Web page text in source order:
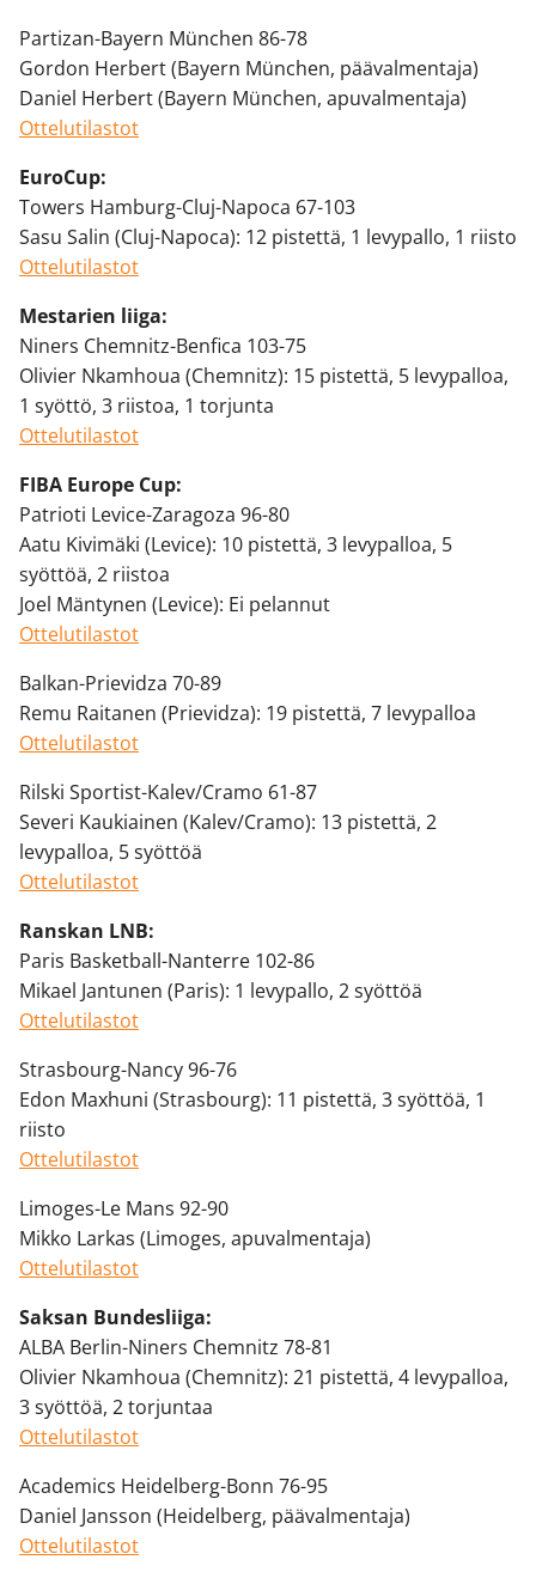
Partizan-Bayern München 86-78
Gordon Herbert (Bayern München, päävalmentaja)
Daniel Herbert (Bayern München, apuvalmentaja)
Ottelutilastot
EuroCup:
Towers Hamburg-Cluj-Napoca 67-103
Sasu Salin (Cluj-Napoca): 12 pistettä, 1 levypallo, 1 riisto
Ottelutilastot
Mestarien liiga:
Niners Chemnitz-Benfica 103-75
Olivier Nkamhoua (Chemnitz): 15 pistettä, 5 levypalloa,
1 syöttö, 3 riistoa, 1 torjunta
Ottelutilastot
FIBA Europe Cup:
Patrioti Levice-Zaragoza 96-80
Aatu Kivimäki (Levice): 10 pistettä, 3 levypalloa, 5
syöttöä, 2 riistoa
Joel Mäntynen (Levice): Ei pelannut
Ottelutilastot
Balkan-Prievidza 70-89
Remu Raitanen (Prievidza): 19 pistettä, 7 levypalloa
Ottelutilastot
Rilski Sportist-Kalev/Cramo 61-87
Severi Kaukiainen (Kalev/Cramo): 13 pistettä, 2
levypalloa, 5 syöttöä
Ottelutilastot
Ranskan LNB:
Paris Basketball-Nanterre 102-86
Mikael Jantunen (Paris): 1 levypallo, 2 syöttöä
Ottelutilastot
Strasbourg-Nancy 96-76
Edon Maxhuni (Strasbourg): 11 pistettä, 3 syöttöä, 1
riisto
Ottelutilastot
Limoges-Le Mans 92-90
Mikko Larkas (Limoges, apuvalmentaja)
Ottelutilastot
Saksan Bundesliiga:
ALBA Berlin-Niners Chemnitz 78-81
Olivier Nkamhoua (Chemnitz): 21 pistettä, 4 levypalloa,
3 syöttöä, 2 torjuntaa
Ottelutilastot
Academics Heidelberg-Bonn 76-95
Daniel Jansson (Heidelberg, päävalmentaja)
Ottelutilastot